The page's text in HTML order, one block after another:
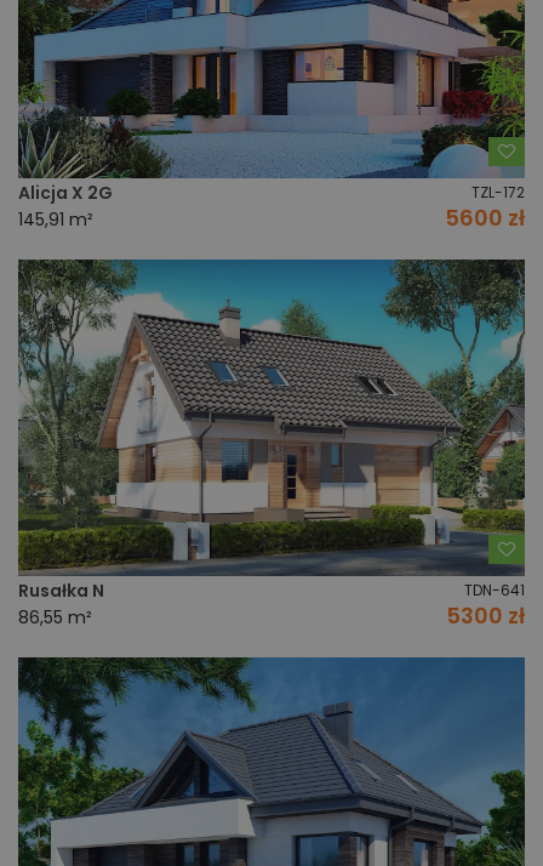
Alicja X 2G TZL-172
145,91 m² 5600 zł
Rusałka N TDN-641
86,55 m² 5300 zł